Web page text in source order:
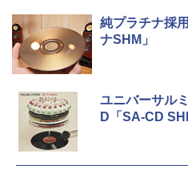
純プラチナ採
ナSHM」
ユニバーサル
D「SA-CD